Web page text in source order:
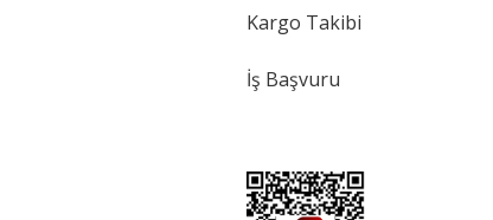
Kargo Takibi
İş Başvuru